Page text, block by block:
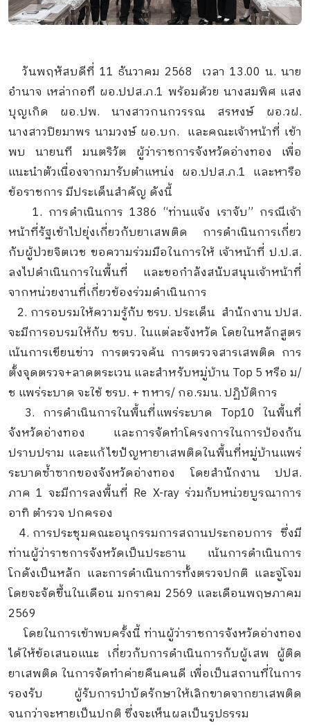
วันพฤหัสบดีที่ 11 ธันวาคม 2568 เวลา 13.00 น. นาย
อำนาจ เหล่ากอที ผอ.ปปส.ภ.1 พร้อมด้วย นางสมพิศ แสง
บุญเกิด ผอ.ปพ. นางสาวกนกวรรณ สรหงษ์ ผอ.วฝ.
นางสาวปิยมาพร นามวงษ์ ผอ.บก. และคณะเจ้าหน้าที่ เข้า
พบ นายนที มนตริวัต ผู้ว่าราชการจังหวัดอ่างทอง เพื่อ
แนะนำตัวเนื่องจากมารับตำแหน่ง ผอ.ปปส.ภ.1 และหารือ
ข้อราชการ มีประเด็นสำคัญ ดังนี้
1. การดำเนินการ 1386 “ท่านแจ้ง เราจับ” กรณีเจ้า
หน้าที่รัฐเข้าไปยุ่งเกี่ยวกับยาเสพติด การดำเนินการเกี่ยว
กับผู้ป่วยจิตเวช ขอความร่วมมือในการให้ เจ้าหน้าที่ ป.ป.ส.
ลงไปดำเนินการในพื้นที่ และขอกำลังสนับสนุนเจ้าหน้าที่
จากหน่วยงานที่เกี่ยวข้องร่วมดำเนินการ
2. การอบรมให้ความรู้กับ ชรบ. ประเด็น สำนักงาน ปปส.
จะมีการอบรมให้กับ ชรบ. ในแต่ละจังหวัด โดยในหลักสูตร
เน้นการเขียนข่าว การตรวจค้น การตรวจสารเสพติด การ
ตั้งจุดตรวจ+ลาดตระเวน และสำหรับหมู่บ้าน Top 5 หรือ ม/
ช แพร่ระบาด จะใช้ ชรบ. + ทหาร/ กอ.รมน. ปฏิบัติการ
3. การดำเนินการในพื้นที่แพร่ระบาด Top10 ในพื้นที่
จังหวัดอ่างทอง และการจัดทำโครงการในการป้องกัน
ปราบปราม และแก้ไขปัญหายาเสพติดในพื้นที่หมู่บ้านแพร่
ระบาดซ้ำซากของจังหวัดอ่างทอง โดยสำนักงาน ปปส.
ภาค 1 จะมีการลงพื้นที่ Re X-ray ร่วมกับหน่วยบูรณาการ
อาทิ ตำรวจ ปกครอง
4. การประชุมคณะอนุกรรมการสถานประกอบการ ซึ่งมี
ท่านผู้ว่าราชการจังหวัดเป็นประธาน เน้นการดำเนินการ
โกดังเป็นหลัก และการดำเนินการทั้งตรวจปกติ และจู่โจม
โดยจะจัดขึ้นในเดือน มกราคม 2569 และเดือนพฤษภาคม
2569
โดยในการเข้าพบครั้งนี้ ท่านผู้ว่าราชการจังหวัดอ่างทอง
ได้ให้ข้อเสนอแนะ เกี่ยวกับการดำเนินการกับผู้เสพ ผู้ติด
ยาเสพติด ในการจัดทำค่ายคืนคนดี เพื่อเป็นสถานที่ในการ
รองรับ ผู้รับการบำบัดรักษาให้เลิกขาดจากยาเสพติด
จนกว่าจะหายเป็นปกติ ซึ่งจะเห็นผลเป็นรูปธรรม